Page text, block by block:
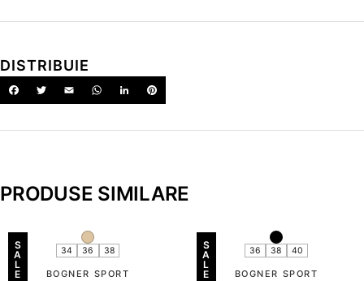
DISTRIBUIE
PRODUSE SIMILARE
S
A
L
E
34 36 38
BOGNER SPORT
S
A
L
E
36 38 40
BOGNER SPORT